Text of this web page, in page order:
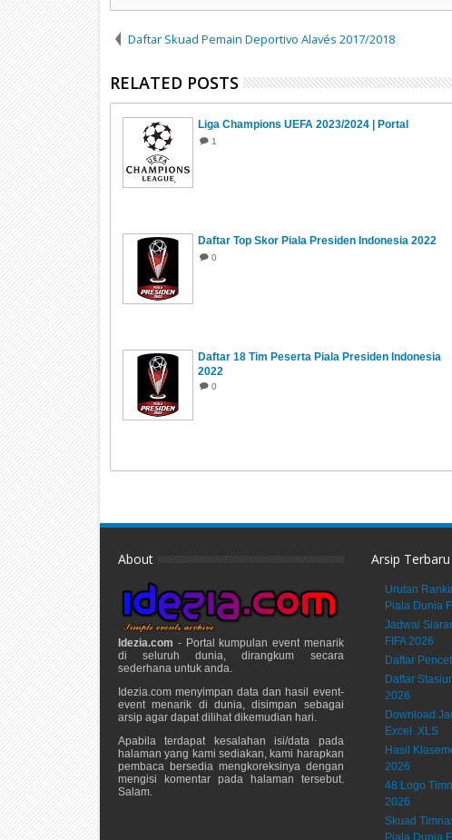
Daftar Skuad Pemain Deportivo Alavés 2017/2018
RELATED POSTS
Liga Champions UEFA 2023/2024 | Portal
1
Daftar Top Skor Piala Presiden Indonesia 2022
0
Daftar 18 Tim Peserta Piala Presiden Indonesia
2022
0
About
Idezia.com - Portal kumpulan event menarik
di seluruh dunia, dirangkum secara
sederhana untuk anda.
Idezia.com menyimpan data dan hasil event-
event menarik di dunia, disimpan sebagai
arsip agar dapat dilihat dikemudian hari.
Apabila terdapat kesalahan isi/data pada
halaman yang kami sediakan, kami harapkan
pembaca bersedia mengkoreksinya dengan
mengisi komentar pada halaman tersebut.
Salam.
Arsip Terbaru
Urutan
Piala Dunia
Jadwal
FIFA 2026
Daftar
Daftar
2026
Download
Excel .XLS
Hasil
2026
48 Logo
2026
Skuad
Piala Dunia